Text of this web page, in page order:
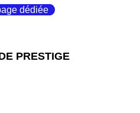
dédiée
PRESTIGE